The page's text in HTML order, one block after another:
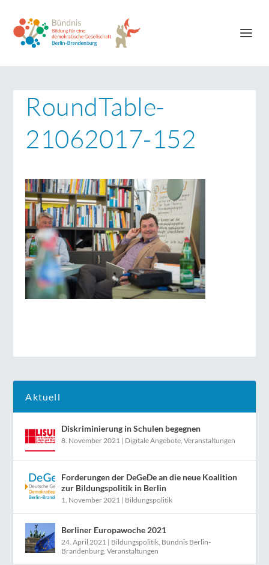
RoundTable-
21062017-152
Aktuell
Diskriminierung in Schulen begegnen
8. November 2021 | Digitale Angebote ,Veranstaltungen
Forderungen der DeGeDe an die neue Koalition
zur Bildungspolitik in Berlin
1. November 2021 | Bildungspolitik
Berliner Europawoche 2021
24. April 2021 | Bildungspolitik Bündnis Berlin-
Brandenburg ,Veranstaltungen